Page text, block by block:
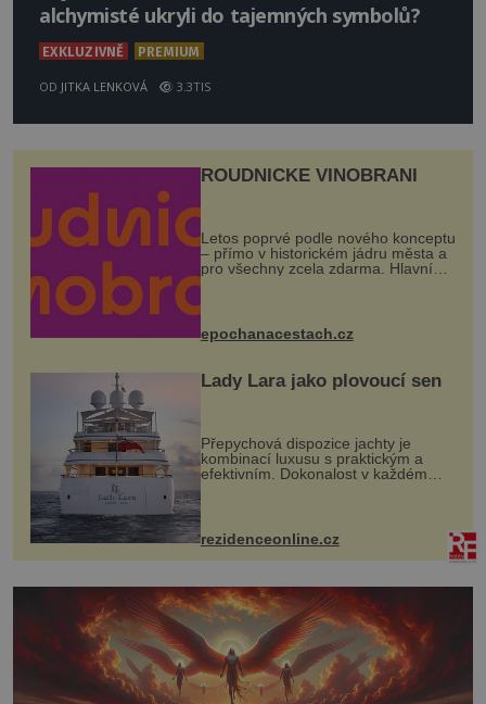
alchymisté ukryli do tajemných symbolů?
EXKLUZIVNĚ PREMIUM
OD JITKA LENKOVÁ 3.3TIS
ROUDNICKÉ VINOBRANÍ
Letos poprvé podle nového konceptu
– přímo v historickém jádru města a
pro všechny zcela zdarma. Hlavní
program se odehraje na Karlově a
mohou těšit na víno, burčák, pes...
epochanacestach.cz
Lady Lara jako plovoucí sen
Přepychová dispozice jachty je
kombinací luxusu s praktickým a
efektivním. Dokonalost v každém
detailu představuje značka Fendi
Casa, kterou byly vybaveny její
paluby. Monacký přístav nabízí
každoročn...
rezidenceonline.cz